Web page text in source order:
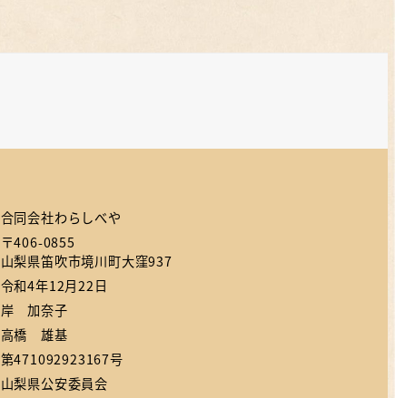
合同会社わらしべや
〒406-0855
山梨県笛吹市境川町大窪937
令和4年12月22日
岸 加奈子
高橋 雄基
第471092923167号
山梨県公安委員会